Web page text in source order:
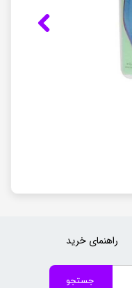
جستجو
راهنمای خرید